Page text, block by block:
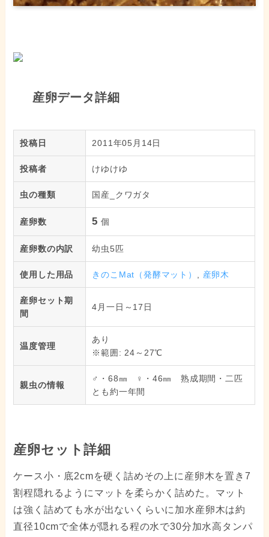
産卵データ詳細
投稿日 2011年05月14日
投稿者 けゆけゆ
虫の種類 国産_クワガタ
産卵数 5 個
産卵数の内訳 幼虫5匹
使用した用品 きのこMat（発酵マット） 産卵木
産卵セット期
間
4月一日～17日
温度管理
あり
※範囲: 24～27℃
親虫の情報
♂・68㎜ ♀・46㎜ 熟成期間・二匹
とも約一年間
産卵セット詳細
ケース小・底2cmを硬く詰めその上に産卵木を置き7
割程隠れるようにマットを柔らかく詰めた。マット
は強く詰めても水が出ないくらいに加水産卵木は約
直径10cmで全体が隠れる程の水で30分加水高タンパ